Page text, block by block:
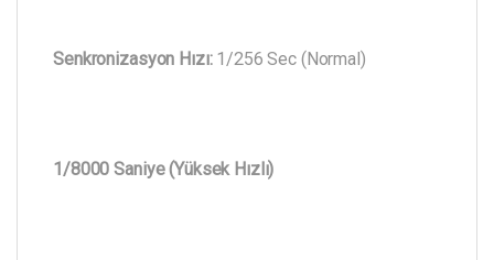
Senkronizasyon Hızı:1/256 Sec (Normal)
1/8000 Saniye (Yüksek Hızlı)